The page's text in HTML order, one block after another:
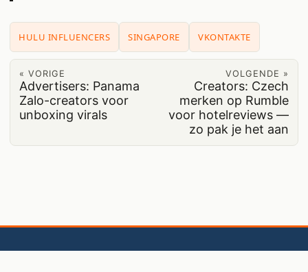
HULU INFLUENCERS SINGAPORE VKONTAKTE
« VORIGE
Advertisers: Panama
Zalo-creators voor
unboxing virals
VOLGENDE »
Creators: Czech
merken op Rumble
voor hotelreviews —
zo pak je het aan